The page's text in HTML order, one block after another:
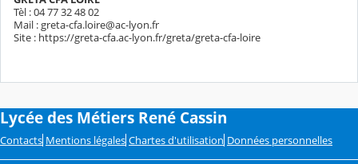
Tèl : 04 77 32 48 02
Mail : greta-cfa.loire@ac-lyon.fr
Site : https://greta-cfa.ac-lyon.fr/greta/greta-cfa-loire
Lycée des Métiers René Cassin
Contacts Mentions légales Chartes d'utilisation Données personnelles